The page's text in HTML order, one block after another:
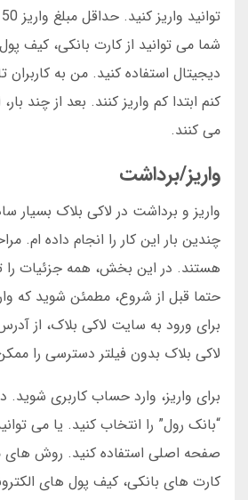
شما می توانید از کارت بانکی، کیف پول
دیجیتال استفاده کنید. من به کاربران
کنم ابتدا کم واریز کنند. بعد از چند
می کنند.
واریز/برداشت
واریز و برداشت در لاکی بلاک
چندین بار این کار را انجام داده ام.
هستند. در این بخش، همه جزئیات
حتما قبل از شروع، مطمئن شوید که
برای ورود به سایت لاکی بلاک، از
لاکی بلاک بدون فیلتر دسترسی را
برای واریز، وارد حساب کاربری شوید.
“بانک رول” را انتخاب کنید. یا می
صفحه اصلی استفاده کنید. روش های
کارت های بانکی، کیف پول های